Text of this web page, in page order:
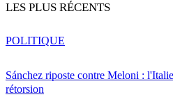
LES PLUS RÉCENTS
Sánchez riposte contre Meloni :
rétorsion
POLITIQUE